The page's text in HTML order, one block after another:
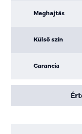
Meghajtás
Külső szín
Garancia